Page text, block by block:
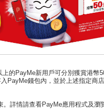
的PayMe新用戶可分別獲賞港幣
PayMe錢包內，並於上述指定商
詳情請查看PayMe應用程式及瀏